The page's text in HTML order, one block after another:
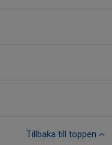
Tillbaka till toppen